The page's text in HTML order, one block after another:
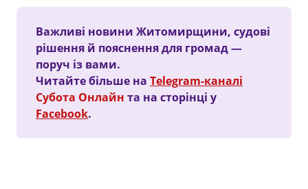
Важливі новини Житомирщини, судові
рішення й пояснення для громад —
поруч із вами.
Читайте більше на Telegram-каналі
Субота Онлайн та на сторінці у
Facebook.